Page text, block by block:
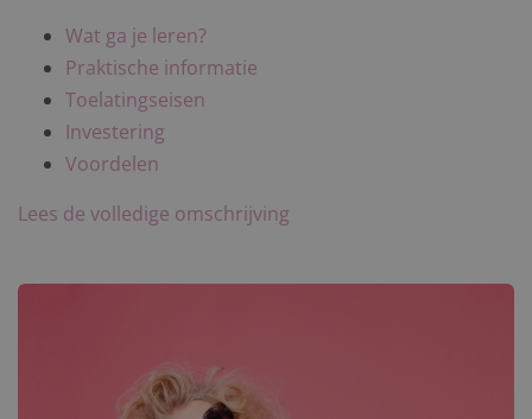
Wat ga je leren?
Praktische informatie
Toelatingseisen
Investering
Voordelen
Lees de volledige omschrijving